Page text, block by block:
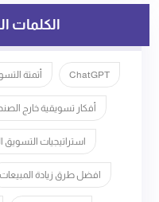
الكلمات
ChatGPT أتمتة
أفكار تسويقية خارج
استراتيجيات التسويق
افضل طرق زيادة المبيعات